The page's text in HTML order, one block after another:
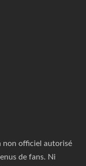
non officiel autorisé
de fans. Ni